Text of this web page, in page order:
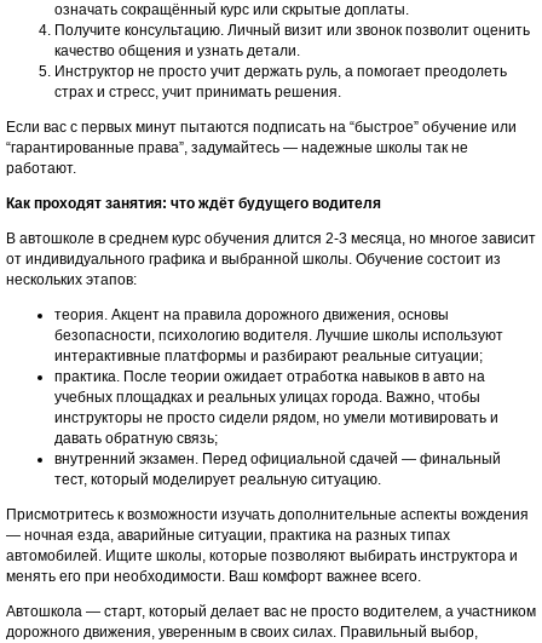
означать сокращённый курс или скрытые доплаты.
Получите консультацию. Личный визит или звонок позволит оценить
качество общения и узнать детали.
Инструктор не просто учит держать руль, а помогает преодолеть
страх и стресс, учит принимать решения.
Если вас с первых минут пытаются подписать на “быстрое” обучение или
“гарантированные права”, задумайтесь — надежные школы так не
работают.
Как проходят занятия: что ждёт будущего водителя
В автошколе в среднем курс обучения длится 2-3 месяца, но многое зависит
от индивидуального графика и выбранной школы. Обучение состоит из
нескольких этапов:
теория. Акцент на правила дорожного движения, основы
безопасности, психологию водителя. Лучшие школы используют
интерактивные платформы и разбирают реальные ситуации;
практика. После теории ожидает отработка навыков в авто на
учебных площадках и реальных улицах города. Важно, чтобы
инструкторы не просто сидели рядом, но умели мотивировать и
давать обратную связь;
внутренний экзамен. Перед официальной сдачей — финальный
тест, который моделирует реальную ситуацию.
Присмотритесь к возможности изучать дополнительные аспекты вождения
— ночная езда, аварийные ситуации, практика на разных типах
автомобилей. Ищите школы, которые позволяют выбирать инструктора и
менять его при необходимости. Ваш комфорт важнее всего.
Автошкола — старт, который делает вас не просто водителем, а участником
дорожного движения, уверенным в своих силах. Правильный выбор,